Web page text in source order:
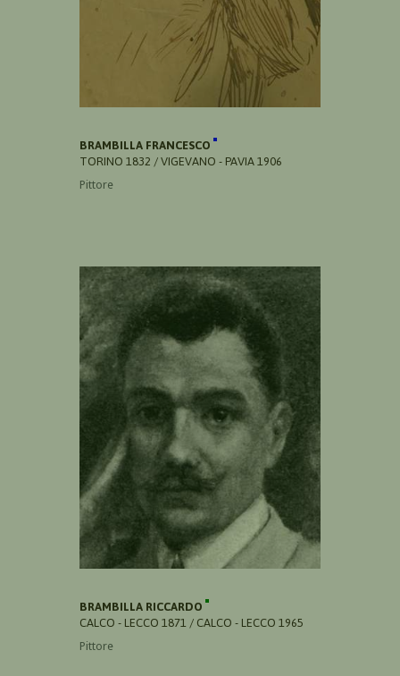
BRAMBILLA FRANCESCO
TORINO 1832 / VIGEVANO - PAVIA 1906
Pittore
BRAMBILLA RICCARDO
CALCO - LECCO 1871 / CALCO - LECCO 1965
Pittore